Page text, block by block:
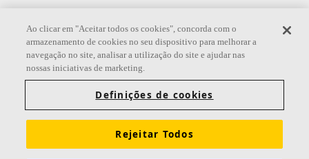
Links
Sobre a Ecophon Conhecimentos sobre acústica
Cores e superfícies Exigências funcionais
Ao clicar em "Aceitar todos os cookies", concorda com o
armazenamento de cookies no seu dispositivo para melhorar a
navegação no site, analisar a utilização do site e ajudar nas
nossas iniciativas de marketing.
Definições de cookies
Rejeitar Todos